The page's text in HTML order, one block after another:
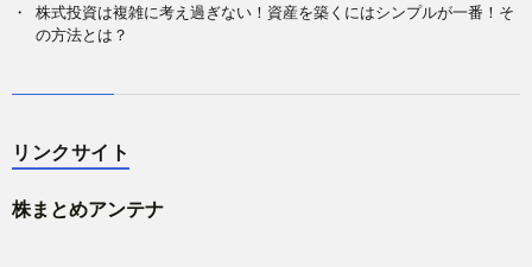
株式投資は複雑に考え過ぎない！資産を築くにはシンプルが一番！そ
の方法とは？
リンクサイト
株まとめアンテナ